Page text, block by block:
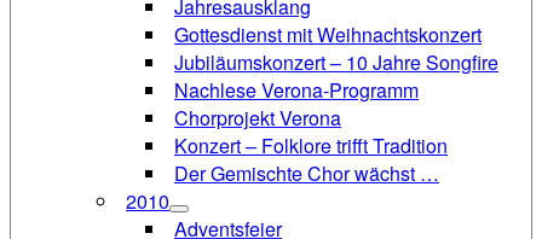
Jahresausklang
Gottesdienst mit Weihnachtskonzert
Jubiläumskonzert – 10 Jahre Songfire
Nachlese Verona-Programm
Chorprojekt Verona
Konzert – Folklore trifft Tradition
Der Gemischte Chor wächst …
2010
Adventsfeier